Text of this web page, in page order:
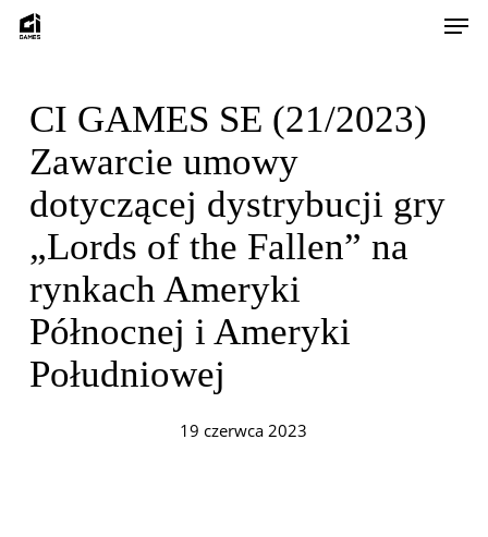
Skip
CI GAMES SE (21/2023)
Zawarcie umowy
dotyczącej dystrybucji gry
„Lords of the Fallen” na
rynkach Ameryki
Północnej i Ameryki
Południowej
19 czerwca 2023